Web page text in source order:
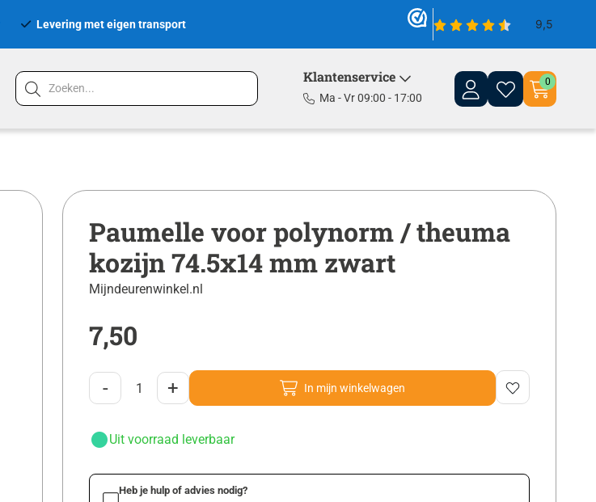
Levering met eigen transport
Klantenservice
Ma - Vr 09:00 - 17:00
0
Paumelle voor polynorm / theuma
kozijn 74.5x14 mm zwart
Mijndeurenwinkel.nl
7,50
- + In mijn winkelwagen
Uit voorraad leverbaar
Heb je hulp of advies nodig?